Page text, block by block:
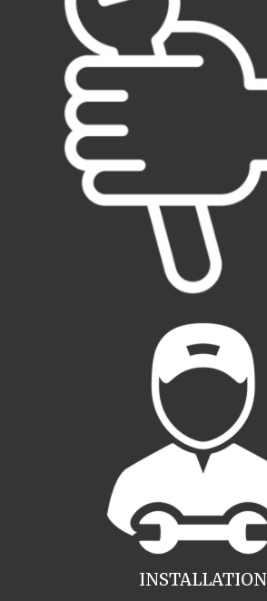
INSTALLATION